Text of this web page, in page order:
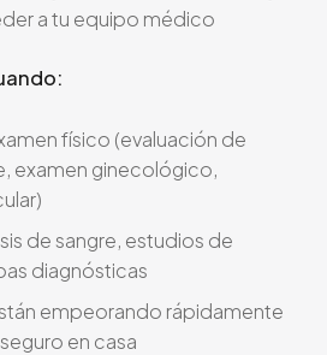
a tu equipo médico
físico (evaluación de
examen ginecológico,
de sangre, estudios de
diagnósticas
empeorando rápidamente
en casa